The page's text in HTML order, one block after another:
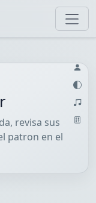
revisa sus
patron en el